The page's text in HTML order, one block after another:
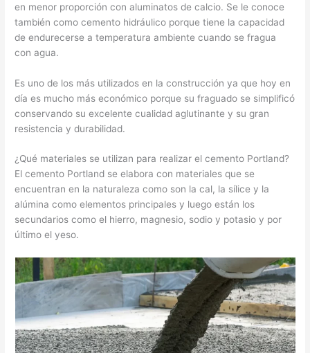
en menor proporción con aluminatos de calcio. Se le conoce
también como cemento hidráulico porque tiene la capacidad
de endurecerse a temperatura ambiente cuando se fragua
con agua.
Es uno de los más utilizados en la construcción ya que hoy en
día es mucho más económico porque su fraguado se simplificó
conservando su excelente cualidad aglutinante y su gran
resistencia y durabilidad.
¿Qué materiales se utilizan para realizar el cemento Portland?
El cemento Portland se elabora con materiales que se
encuentran en la naturaleza como son la cal, la sílice y la
alúmina como elementos principales y luego están los
secundarios como el hierro, magnesio, sodio y potasio y por
último el yeso.